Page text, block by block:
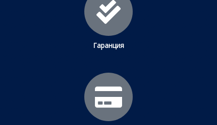
Гаранция